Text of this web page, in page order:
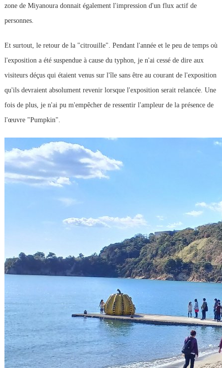
zone de Miyanoura donnait également l'impression d'un flux actif de
personnes.
Et surtout, le retour de la "citrouille". Pendant l'année et le peu de temps où
l'exposition a été suspendue à cause du typhon, je n'ai cessé de dire aux
visiteurs déçus qui étaient venus sur l'île sans être au courant de l'exposition
qu'ils devraient absolument revenir lorsque l'exposition serait relancée. Une
fois de plus, je n'ai pu m'empêcher de ressentir l'ampleur de la présence de
l'œuvre "Pumpkin".